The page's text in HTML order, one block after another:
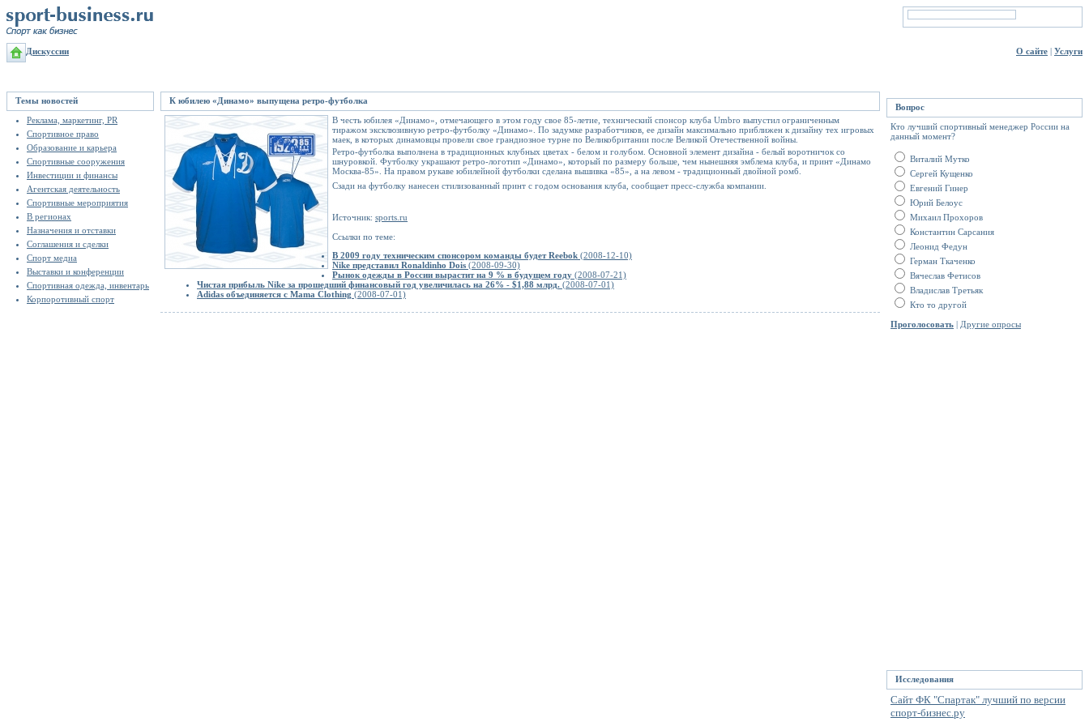
Дискуссии О сайте | Услуги
Темы новостей
Реклама, маркетинг, PR
Спортивное право
Образование и карьера
Спортивные сооружения
Инвестиции и финансы
Агентская деятельность
Спортивные мероприятия
В регионах
Назначения и отставки
Соглашения и сделки
Спорт медиа
Выставки и конференции
Спортивная одежда, инвентарь
Корпоротивный спорт
К юбилею «Динамо» выпущена ретро-футболка
В честь юбилея «Динамо», отмечающего в этом году свое 85-летие, технический спонсор клуба Umbro выпустил ограниченным
тиражом эксклюзивную ретро-футболку «Динамо». По задумке разработчиков, ее дизайн максимально приближен к дизайну тех игровых
маек, в которых динамовцы провели свое грандиозное турне по Великобритании после Великой Отечественной войны.
Ретро-футболка выполнена в традиционных клубных цветах - белом и голубом. Основной элемент дизайна - белый воротничок со
шнуровкой. Футболку украшают ретро-логотип «Динамо», который по размеру больше, чем нынешняя эмблема клуба, и принт «Динамо
Москва-85». На правом рукаве юбилейной футболки сделана вышивка «85», а на левом - традиционный двойной ромб.
Сзади на футболку нанесен стилизованный принт с годом основания клуба, сообщает пресс-служба компании.
Источник: sports.ru
Ссылки по теме:
В 2009 году техническим спонсором команды будет Reebok (2008-12-10)
Nike представил Ronaldinho Dois (2008-09-30)
Рынок одежды в России вырастит на 9 % в будущем году (2008-07-21)
Чистая прибыль Nike за прошедший финансовый год увеличилась на 26% - $1,88 млрд. (2008-07-01)
Adidas объединяется с Mama Clothing (2008-07-01)
Вопрос
Кто лучший спортивный менеджер России на
данный момент?
Виталий Мутко
Сергей Кущенко
Евгений Гинер
Юрий Белоус
Михаил Прохоров
Константин Сарсания
Леонид Федун
Герман Ткаченко
Вячеслав Фетисов
Владислав Третьяк
Кто то другой
Проголосовать | Другие опросы
Исследования
Сайт ФК "Спартак" лучший по версии
спорт-бизнес.ру